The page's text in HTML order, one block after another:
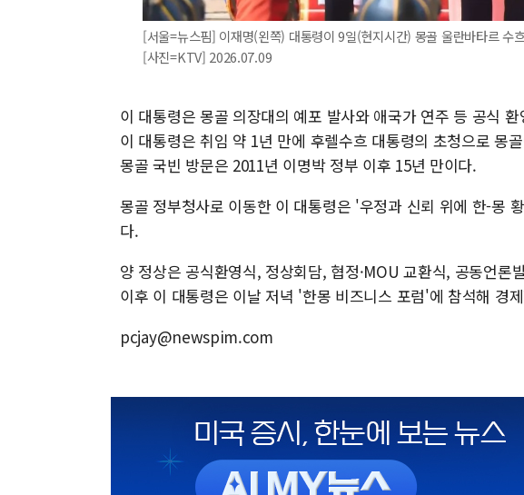
[서울=뉴스핌] 이재명(왼쪽) 대통령이 9일(현지시간) 몽골 울란바타르 수
[사진=KTV] 2026.07.09
이 대통령은 몽골 의장대의 예포 발사와 애국가 연주 등 공식
이 대통령은 취임 약 1년 만에 후렐수흐 대통령의 초청으로 몽
몽골 국빈 방문은 2011년 이명박 정부 이후 15년 만이다.
몽골 정부청사로 이동한 이 대통령은 '우정과 신뢰 위에 한-몽
다.
양 정상은 공식환영식, 정상회담, 협정·MOU 교환식, 공동언론
이후 이 대통령은 이날 저녁 '한몽 비즈니스 포럼'에 참석해 경
pcjay@newspim.com